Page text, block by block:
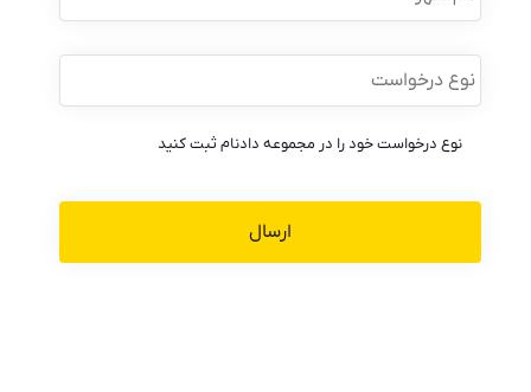
نوع
درخواست *
نوع درخواست خود را در مجموعه دادنام ثبت کنید